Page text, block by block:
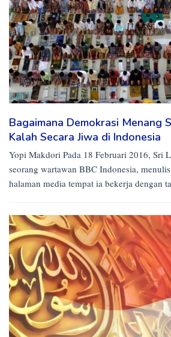
Bagaimana Demokrasi Menang
Kalah Secara Jiwa di Indonesia
Yopi Makdori Pada 18 Februari 2016, Sri
seorang wartawan BBC Indonesia,
halaman media tempat ia bekerja dengan